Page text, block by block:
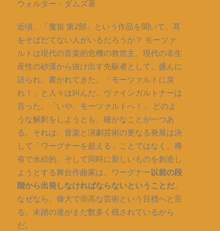
ウォルター・ダムズ著
近頃、「魔笛 第2部」という作品を聞いて、耳
をそばだてない人がいるだろうか？ モーツァ
ルトは現代の音楽的危機の救世主、現代の非生
産性の砂漠から抜け出す先駆者として、盛んに
語られ、書かれてきた。「モーツァルトに戻
れ！」と人々は叫んだ。ヴァインガルトナーは
言った。「いや、モーツァルトへ！」 どのよ
うな解釈をしようとも、確かなことが一つあ
る。それは、音楽と演劇芸術の更なる発展は決
して「ワーグナーを超える」ことではなく、稀
有で永続的、そして同時に新しいものを創造し
ようとする舞台作曲家は、ワーグナー以前の段
階から出発しなければならないということだ。
なぜなら、偉大で崇高な芸術という目標へと至
る、未踏の道がまだ数多く残されているから
だ。